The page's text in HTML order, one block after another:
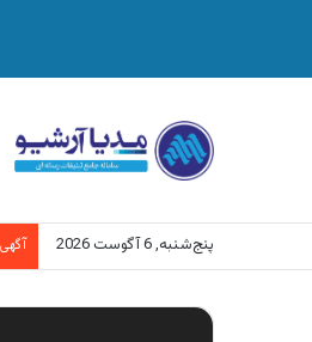
پنج‌شنبه, 6 آگوست 2026
نمایشگر
ویدیو